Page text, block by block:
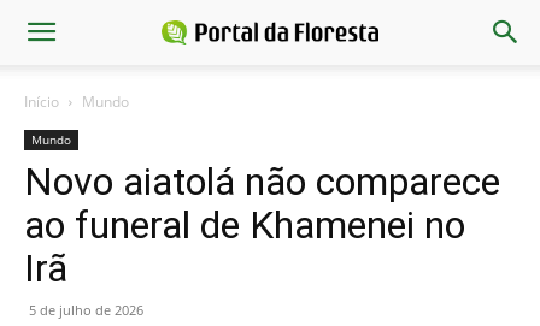
Início Mundo
Mundo
Novo aiatolá não comparece
ao funeral de Khamenei no
Irã
5 de julho de 2026